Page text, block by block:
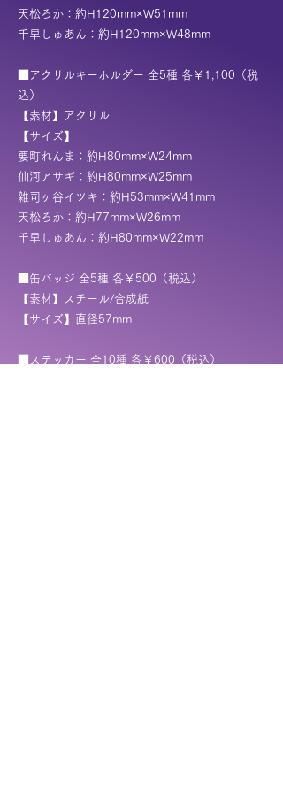
天松ろか：約H120mm×W51mm
千早しゅあん：約H120mm×W48mm
■アクリルキーホルダー 全5種 各￥1,100（税
込）
【素材】アクリル
【サイズ】
要町れんま：約H80mm×W24mm
仙河アサギ：約H80mm×W25mm
雑司ヶ谷イツキ：約H53mm×W41mm
天松ろか：約H77mm×W26mm
千早しゅあん：約H80mm×W22mm
■缶バッジ 全5種 各￥500（税込）
【素材】スチール/合成紙
【サイズ】直径57mm
■ステッカー 全10種 各￥600（税込）